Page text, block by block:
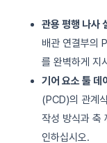
관용 평행 나사
배관 연결부의
를 완벽하게 지
기어 요소 툴 데
(PCD)의 관계
작성 방식과 축
인하십시오.